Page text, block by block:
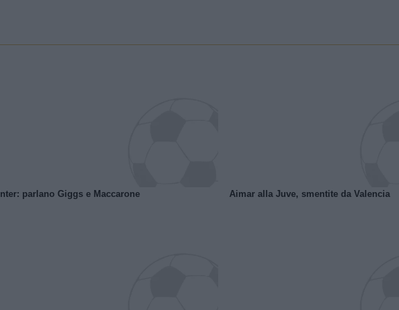
Inter: parlano Giggs e Maccarone Aimar alla Juve, smentite da Valencia